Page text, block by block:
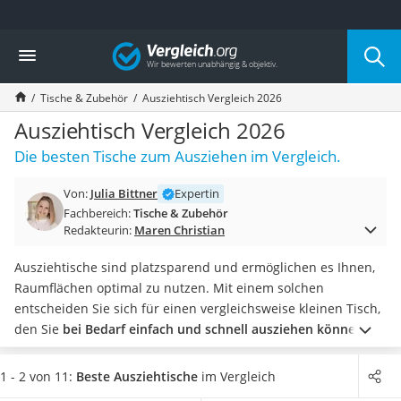
Die beliebtesten Vergleiche nach Kategorie
Wohnen
Matratzen-Topper
Matratzen
Konferenzlautsprecher
Tageslichtlampe
Badlüfter
Bürohocker
Außenleuchte mit Kamera
Akku-Tischlampe
Konferenzmikrofon
Klappmatratze
Duschkopf mit Kalkfilter
Aktenvernichter Sicherheitsstufe 4
Bettgitter
Vergleich
Tische & Zubehör Ausziehtisch Vergleich 2026
Ausziehtisch Vergleich 2026
Die besten Tische zum Ausziehen im Vergleich.
Von: Julia Bittner
Expertin
Fachbereich:Tische & Zubehör
Redakteurin: Maren Christian
Ausziehtische sind platzsparend und ermöglichen es Ihnen,
Raumflächen optimal zu nutzen. Mit einem solchen
entscheiden Sie sich für einen vergleichsweise kleinen Tisch,
den Sie bei Bedarf einfach und schnell ausziehen können. In
unserer Vergleichstabelle finden Sie Ausziehtische mit
unterschiedlichen Mechanismen. Online-Tests empfehlen,
1 - 2 von 11: Beste Ausziehtische im Vergleich